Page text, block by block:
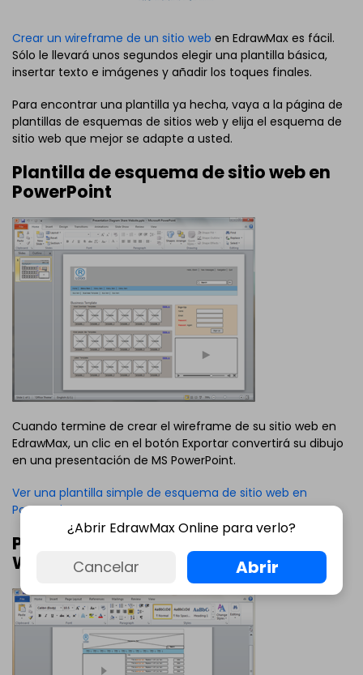
Crear un wireframe de un sitio web en EdrawMax es fácil.
Sólo le llevará unos segundos elegir una plantilla básica,
insertar texto e imágenes y añadir los toques finales.
Para encontrar una plantilla ya hecha, vaya a la página de
plantillas de esquemas de sitios web y elija el esquema de
sitio web que mejor se adapte a usted.
Plantilla de esquema de sitio web en
PowerPoint
Cuando termine de crear el wireframe de su sitio web en
EdrawMax, un clic en el botón Exportar convertirá su dibujo
en una presentación de MS PowerPoint.
Ver una plantilla simple de esquema de sitio web en
PowerPoint
Plantilla de Website Wireframe de
Word
¿Abrir EdrawMax Online para verlo?
Cancelar Abrir